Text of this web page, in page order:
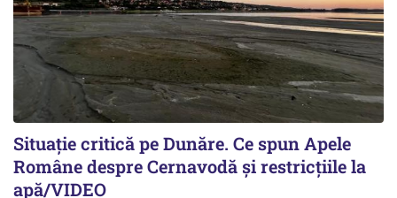
Situație critică pe Dunăre. Ce spun Apele
Române despre Cernavodă și restricțiile la
apă/VIDEO